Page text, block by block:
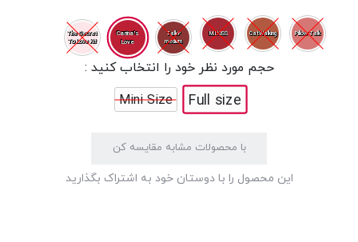
Pillow Talk
CatWalking
M.I.KISS
Talk2
medium
Carina's
Love
The Secret
To Love Kit
حجم مورد نظر خود را انتخاب کنید :
Full size
Mini Size
با محصولات مشابه مقایسه کن
این محصول را با دوستان خود به اشتراک بگذارید